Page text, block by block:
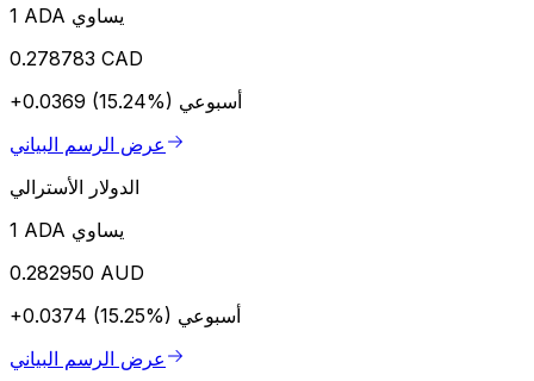
1 ADA يساوي
0.278783 CAD
+0.0369 (15.24%) أسبوعي
عرض الرسم البياني
الدولار الأسترالي
1 ADA يساوي
0.282950 AUD
+0.0374 (15.25%) أسبوعي
عرض الرسم البياني